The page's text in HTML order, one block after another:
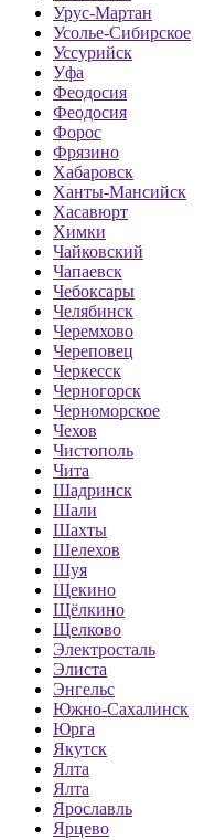
Урус-Мартан
Усолье-Сибирское
Уссурийск
Уфа
Феодосия
Феодосия
Форос
Фрязино
Хабаровск
Ханты-Мансийск
Хасавюрт
Химки
Чайковский
Чапаевск
Чебоксары
Челябинск
Черемхово
Череповец
Черкесск
Черногорск
Черноморское
Чехов
Чистополь
Чита
Шадринск
Шали
Шахты
Шелехов
Шуя
Щекино
Щёлкино
Щелково
Электросталь
Элиста
Энгельс
Южно-Сахалинск
Юрга
Якутск
Ялта
Ялта
Ярославль
Ярцево